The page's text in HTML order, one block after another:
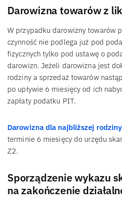
Darowizna towarów z
W przypadku darowizny towarów
czynność nie podlega już pod
fizycznych tylko pod ustawę o
darowizn. Jeżeli darowizna jest
rodziny a sprzedaż towarów
po upływie 6 miesięcy od ich
zapłaty podatku PIT.
Darowizna dla najbliższej rodziny
terminie 6 miesięcy do urzędu
Z2.
Sporządzenie wykazu
na zakończenie